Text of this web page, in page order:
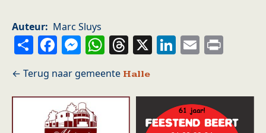
Auteur Marc Sluys
ShareFacebook
Messenger
WhatsApp
Threads
X LinkedIn
Email
Halle